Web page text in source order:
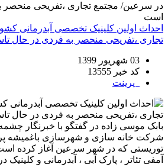
در سرعین/ مجتمع تجاری ،تفریحی
است
احداث اولین کلینیک تخصصی آبدرمانی
تجاری ،تفریحی منحصر به فردی در حال
03 شهریور 1399
کد خبر 13555
پرینت
بابک موسی زاده در گفتگو با خبرنگار
شرکت خانه سازی و شهرسازی باغمیشه
توریستی که در شهر سرعین آغاز کرده
آمفی تئاتر ، پارک آبی ، آبدرمانی و